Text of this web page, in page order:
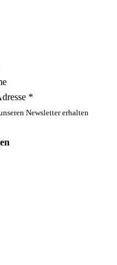
*
Newsletter erhalten